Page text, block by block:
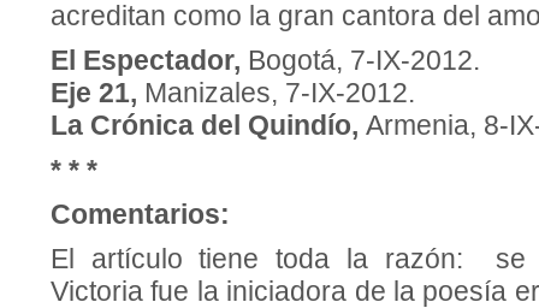
acreditan como la gran cantora del
El Espectador, Bogotá, 7-IX-2012.
Eje 21, Manizales, 7-IX-2012.
La Crónica del Quindío, Armenia, 8-
* * *
Comentarios:
El artículo tiene toda la razón: se
Victoria fue la iniciadora de la poesía